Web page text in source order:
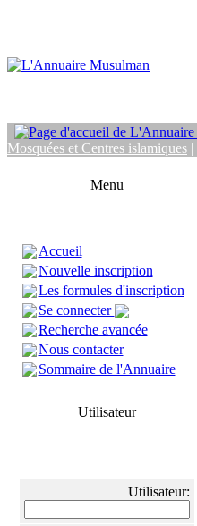
Mosquées et Centres islamiques |
Menu
Accueil
Nouvelle inscription
Les formules d'inscription
Se connecter
Recherche avancée
Nous contacter
Sommaire de l'Annuaire
Utilisateur
Utilisateur: